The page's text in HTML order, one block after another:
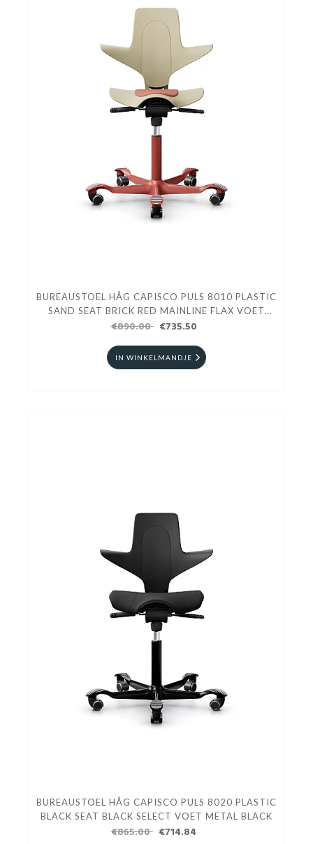
BUREAUSTOEL HÅG CAPISCO PULS 8010 PLASTIC
SAND SEAT BRICK RED MAINLINE FLAX VOET
BLUSH ROSE
€890.00 €735.50
IN WINKELMANDJE
BUREAUSTOEL HÅG CAPISCO PULS 8020 PLASTIC
BLACK SEAT BLACK SELECT VOET METAL BLACK
€865.00 €714.84